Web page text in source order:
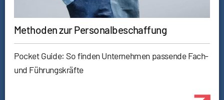
Methoden zur Personalbeschaffung
Pocket Guide: So finden Unternehmen passende Fach-
und Führungskräfte